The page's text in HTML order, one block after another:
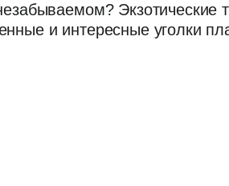
Экзотические
и интересные уголки